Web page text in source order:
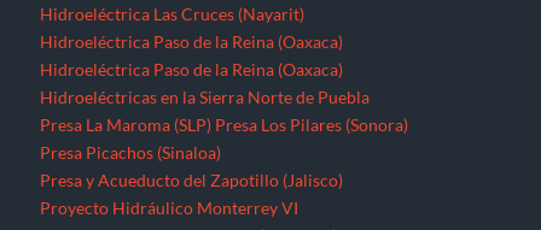
Hidroeléctrica Las Cruces (Nayarit)
Hidroeléctrica Paso de la Reina (Oaxaca)
Hidroeléctrica Paso de la Reina (Oaxaca)
Hidroeléctricas en la Sierra Norte de Puebla
Presa La Maroma (SLP) Presa Los Pilares (Sonora)
Presa Picachos (Sinaloa)
Presa y Acueducto del Zapotillo (Jalisco)
Proyecto Hidráulico Monterrey VI